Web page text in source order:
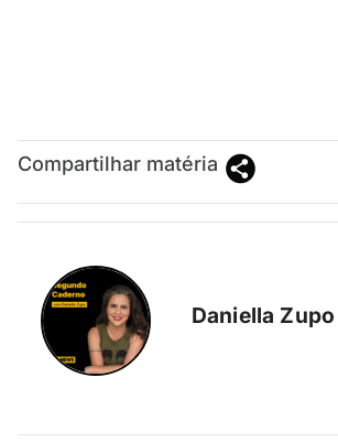
Compartilhar matéria
Daniella Zupo